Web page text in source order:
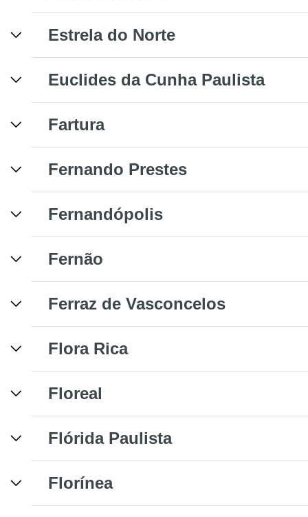
Estrela do Norte
Euclides da Cunha Paulista
Fartura
Fernando Prestes
Fernandópolis
Fernão
Ferraz de Vasconcelos
Flora Rica
Floreal
Flórida Paulista
Florínea